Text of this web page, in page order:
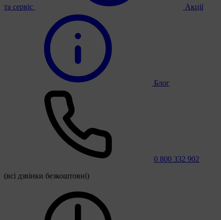
та сервіс Акції
Блог
0 800 332 902
(всі дзвінки безкоштовні)